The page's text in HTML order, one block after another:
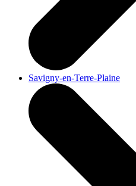
Savigny-en-Terre-Plaine